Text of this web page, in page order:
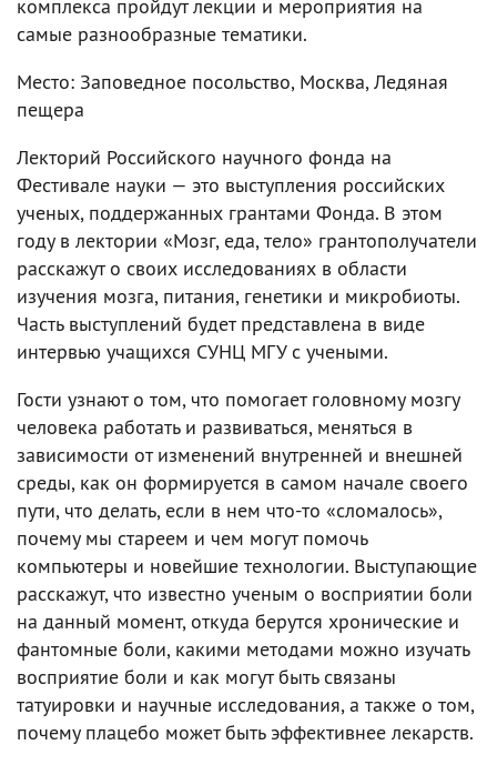
комплекса пройдут лекции и мероприятия на
самые разнообразные тематики.
Место: Заповедное посольство, Москва, Ледяная
пещера
Лекторий Российского научного фонда на
Фестивале науки — это выступления российских
ученых, поддержанных грантами Фонда. В этом
году в лектории «Мозг, еда, тело» грантополучатели
расскажут о своих исследованиях в области
изучения мозга, питания, генетики и микробиоты.
Часть выступлений будет представлена в виде
интервью учащихся СУНЦ МГУ с учеными.
Гости узнают о том, что помогает головному мозгу
человека работать и развиваться, меняться в
зависимости от изменений внутренней и внешней
среды, как он формируется в самом начале своего
пути, что делать, если в нем что-то «сломалось»,
почему мы стареем и чем могут помочь
компьютеры и новейшие технологии. Выступающие
расскажут, что известно ученым о восприятии боли
на данный момент, откуда берутся хронические и
фантомные боли, какими методами можно изучать
восприятие боли и как могут быть связаны
татуировки и научные исследования, а также о том,
почему плацебо может быть эффективнее лекарств.